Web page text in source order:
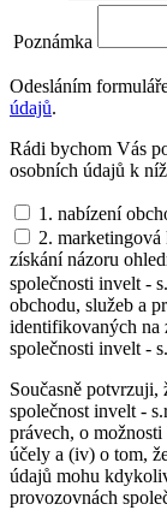
Poznámka
Odesláním
údajů.
Rádi bychom Vás
osobních údajů k
1. nabízení
2.
získání názoru
společnosti invelt -
obchodu, služeb a
identifikovaných na
společnosti invelt -
Současně potvrzuji,
společnost invelt -
právech, o
účely a (iv) o tom,
údajů mohu
provozovnách